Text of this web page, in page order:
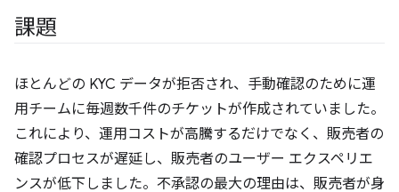
課題
ほとんどの KYC データが拒否され、手動確認のために運
用チームに毎週数千件のチケットが作成されていました。
これにより、運用コストが高騰するだけでなく、販売者の
確認プロセスが遅延し、販売者のユーザー エクスペリエ
ンスが低下しました。不承認の最大の理由は、販売者が身